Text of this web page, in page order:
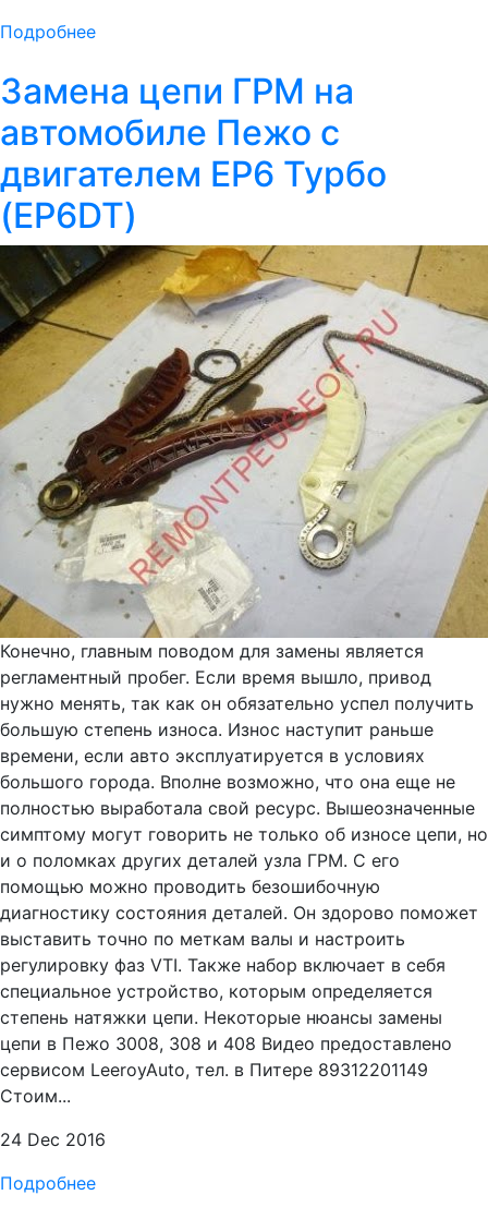
Подробнее
Замена цепи ГРМ на
автомобиле Пежо с
двигателем EP6 Турбо
(EP6DT)
Конечно, главным поводом для замены является
регламентный пробег. Если время вышло, привод
нужно менять, так как он обязательно успел получить
большую степень износа. Износ наступит раньше
времени, если авто эксплуатируется в условиях
большого города. Вполне возможно, что она еще не
полностью выработала свой ресурс. Вышеозначенные
симптому могут говорить не только об износе цепи, но
и о поломках других деталей узла ГРМ. С его
помощью можно проводить безошибочную
диагностику состояния деталей. Он здорово поможет
выставить точно по меткам валы и настроить
регулировку фаз VTI. Также набор включает в себя
специальное устройство, которым определяется
степень натяжки цепи. Некоторые нюансы замены
цепи в Пежо 3008, 308 и 408 Видео предоставлено
сервисом LeeroyAuto, тел. в Питере 89312201149
Стоим...
24 Dec 2016
Подробнее